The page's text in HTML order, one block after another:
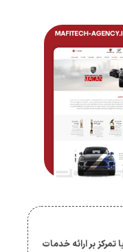
بر ارائه خدمات